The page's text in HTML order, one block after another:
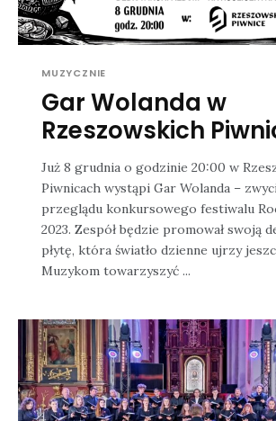
MUZYCZNIE
Gar Wolanda w
Rzeszowskich
Już 8 grudnia o godzinie 20:00 w
Piwnicach wystąpi Gar Wolanda –
przeglądu konkursowego festiwalu
2023. Zespół będzie promował swoją
płytę, która światło dzienne ujrzy
Muzykom towarzyszyć ...